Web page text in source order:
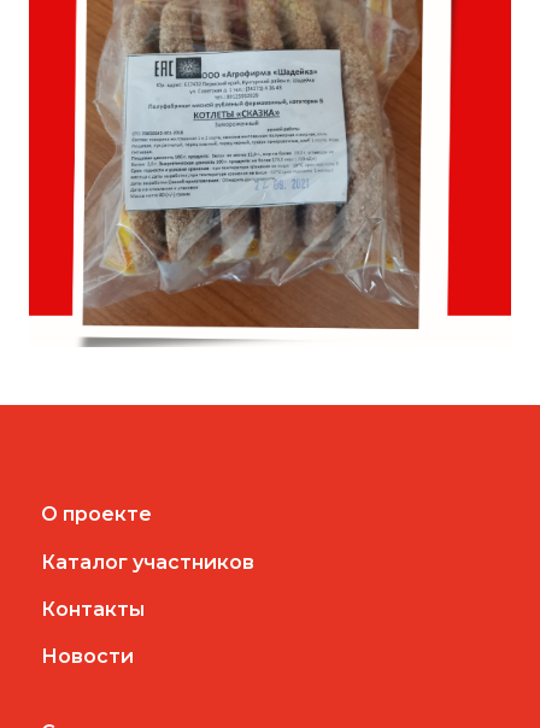
О проекте
Каталог участников
Контакты
Новости